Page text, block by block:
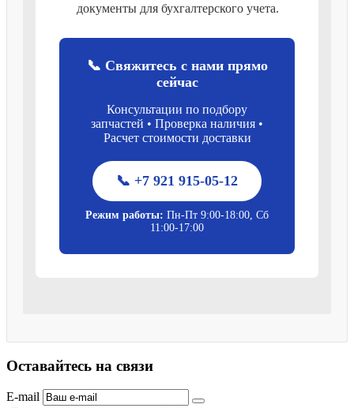
документы для бухгалтерского учета.
📞 Свяжитесь с нами прямо
сейчас
Консультации по подбору
запчастей • Проверка наличия •
Расчет стоимости доставки
📞 +7 921 915-05-12
Режим работы: Пн-Пт 9:00-18:00, Сб
11:00-17:00
Оставайтесь на связи
E-mail